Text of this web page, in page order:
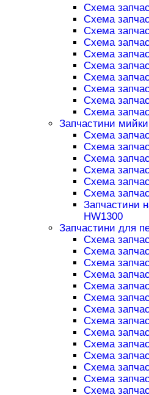
Схема
Схема
Схема
Схема
Схема
Схема
Схема
Схема
Схема
Схема
Запчастини
Схема
Схема
Схема
Схема
Схема
Схема
Запчастини
HW1300
Запчастини для
Схема
Схема
Схема
Схема
Схема
Схема
Схема
Схема
Схема
Схема
Схема
Схема
Схема
Схема